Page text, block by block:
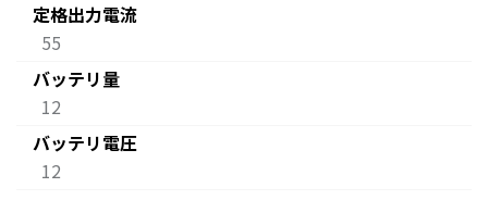
定格出力電流
55
バッテリ量
12
バッテリ電圧
12